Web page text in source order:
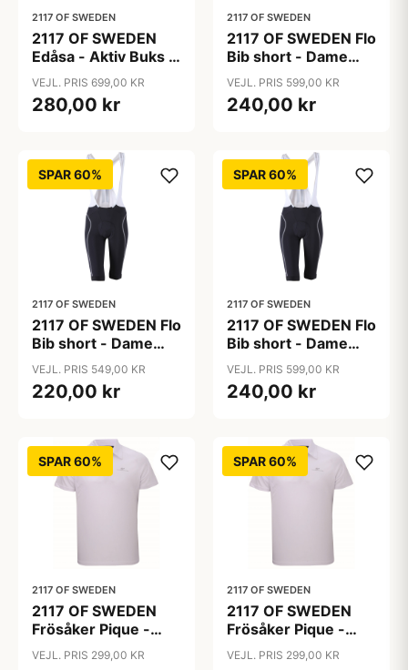
2117 OF SWEDEN
2117 OF SWEDEN
Edåsa - Aktiv Buks -
Sort - Str. 3XL
VEJL. PRIS 699,00 KR
280,00 kr
2117 OF SWEDEN
2117 OF SWEDEN Flo
Bib short - Dame
cykelshorts med
seler - Sort - Str. 36
VEJL. PRIS 599,00 KR
240,00 kr
SPAR 60%
2117 OF SWEDEN
2117 OF SWEDEN Flo
Bib short - Dame
cykelshorts med
seler - Sort - Str. 38
VEJL. PRIS 549,00 KR
220,00 kr
SPAR 60%
2117 OF SWEDEN
2117 OF SWEDEN Flo
Bib short - Dame
cykelshorts med
seler - Sort - Str. 40
VEJL. PRIS 599,00 KR
240,00 kr
SPAR 60%
2117 OF SWEDEN
2117 OF SWEDEN
Frösåker Pique -
Poloshirt - Hvid - Str.
VEJL. PRIS 299,00 KR
SPAR 60%
2117 OF SWEDEN
2117 OF SWEDEN
Frösåker Pique -
Poloshirt - Hvid - Str.
VEJL. PRIS 299,00 KR